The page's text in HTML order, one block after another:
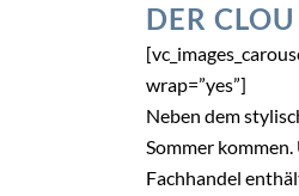
DER
wrap=”yes”]
Neben dem
Sommer
Fachhandel